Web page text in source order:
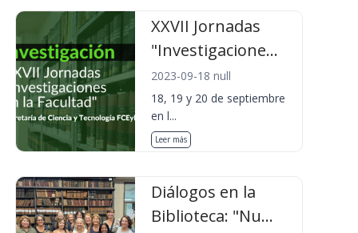
XXVII Jornadas
"Investigacione...
2023-09-18 null
18, 19 y 20 de septiembre
en l...
Leer más
Diálogos en la
Biblioteca: "Nu...